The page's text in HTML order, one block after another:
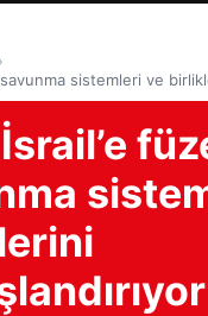
›
savunma sistemleri ve